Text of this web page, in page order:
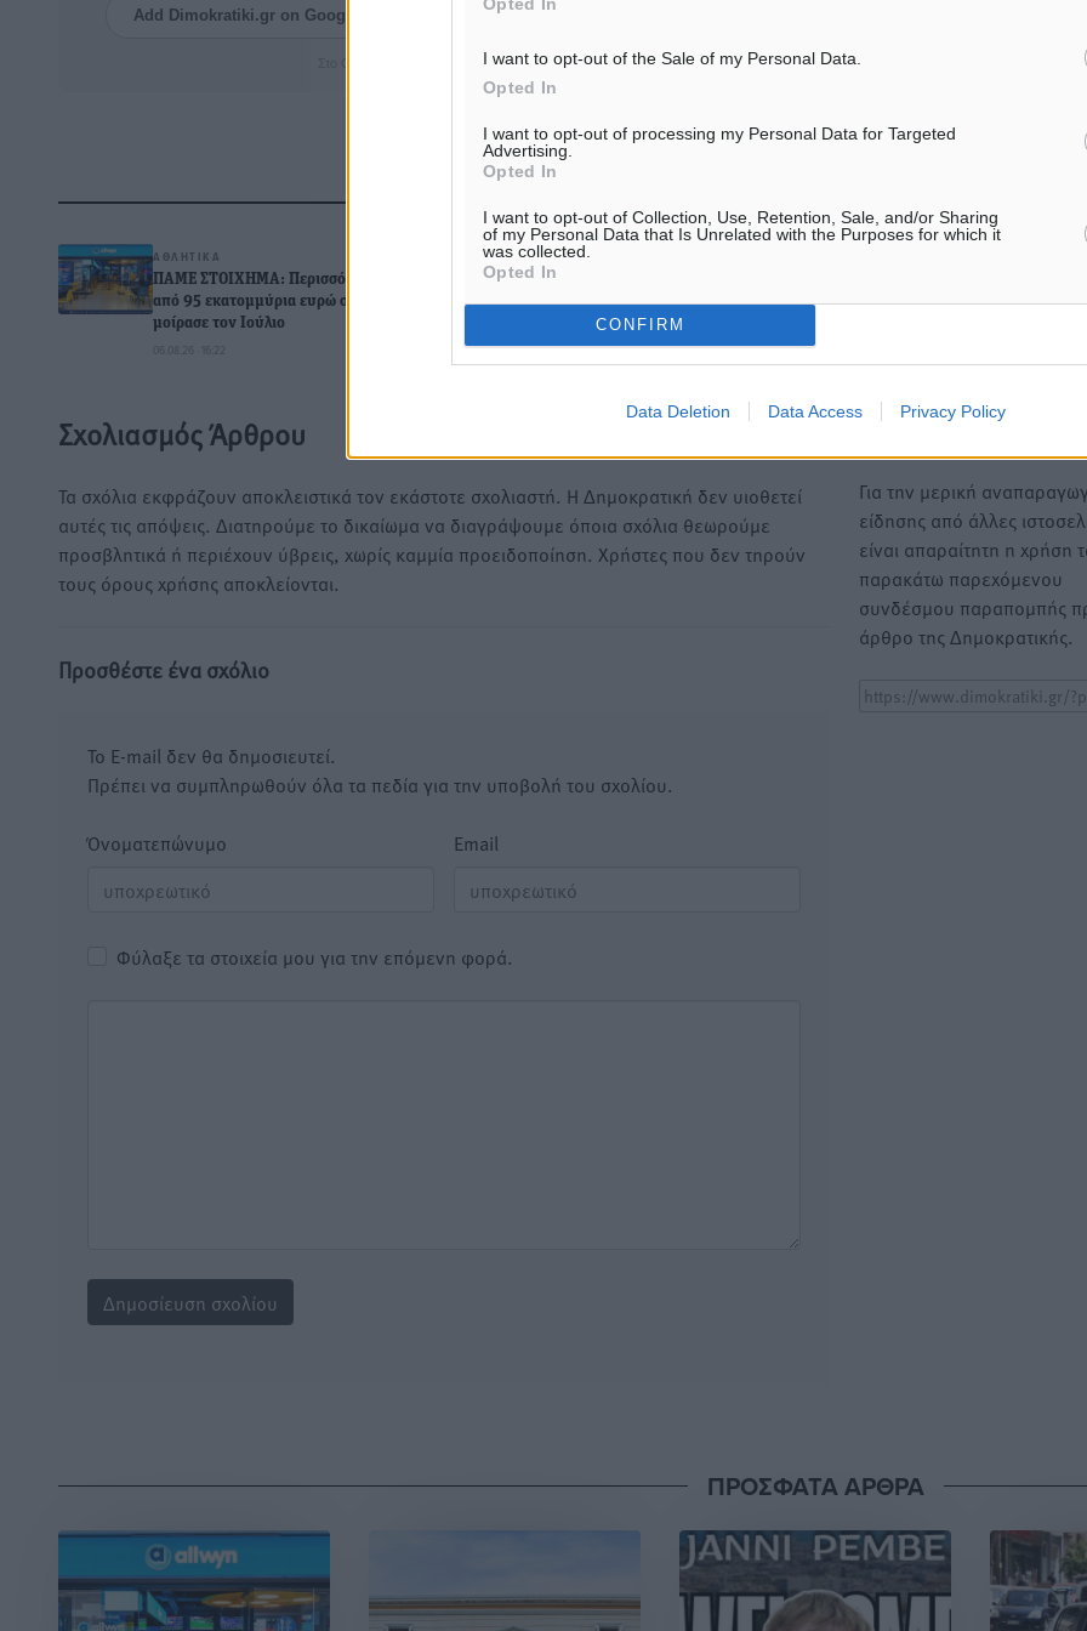
I want to opt-out of the Sale of my Personal Data.
Opted In
I want to opt-out of processing my Personal Data for Targeted
Advertising.
Opted In
I want to opt-out of Collection, Use, Retention, Sale, and/or Sharing
of my Personal Data that Is Unrelated with the Purposes for which it
was collected.
Opted In
CONFIRM
Data Deletion Data Access Privacy Policy
Add Dimokratiki.gr on Google ↗ Ακολουθήστε μας στο Google News ★ ↗
Στο Google News πατήστε ★ Ακολουθήστε
ΑΘΛΗΤΙΚΆ
ΠΑΜΕ ΣΤΟΙΧΗΜΑ: Περισσότερα
από 95 εκατομμύρια ευρώ σε κέρδη
μοίρασε τον Ιούλιο
06.08.26 · 16:22
ΑΘΛΗΤΙΚΆ
Γ.Σ. Διαγόρας: Στα
«κυανέρυθρα» ο Janni Pembe
06.08.26 · 14:43
σελίδα των «ελαφιών»
Σχολιασμός Άρθρου
Τα σχόλια εκφράζουν αποκλειστικά τον εκάστοτε σχολιαστή. Η Δημοκρατική δεν υιοθετεί
αυτές τις απόψεις. Διατηρούμε το δικαίωμα να διαγράψουμε όποια σχόλια θεωρούμε
προσβλητικά ή περιέχουν ύβρεις, χωρίς καμμία προειδοποίηση. Χρήστες που δεν τηρούν
τους όρους χρήσης αποκλείονται.
Προσθέστε ένα σχόλιο
Το E-mail δεν θα δημοσιευτεί.
Πρέπει να συμπληρωθούν όλα τα πεδία για την υποβολή του σχολίου.
Όνοματεπώνυμο Email
Φύλαξε τα στοιχεία μου για την επόμενη φορά.
Υπενθύμιση:
Για την μερική
είδησης από άλλες
είναι απαραίτητη η χρήση
παρακάτω παρεχόμενου
συνδέσμου παραπομπής
άρθρο της Δημοκρατικής.
ΠΡΟΣΦΑΤΑ ΑΡΘΡΑ